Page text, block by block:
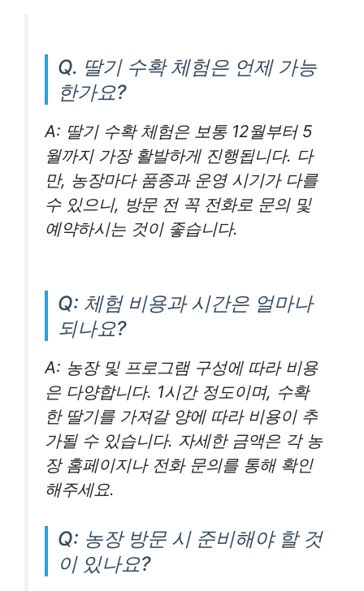
Q. 딸기 수확 체험은 언제 가능
한가요?
A: 딸기 수확 체험은 보통 12월부터 5
월까지 가장 활발하게 진행됩니다. 다
만, 농장마다 품종과 운영 시기가 다를
수 있으니, 방문 전 꼭 전화로 문의 및
예약하시는 것이 좋습니다.
Q: 체험 비용과 시간은 얼마나
되나요?
A: 농장 및 프로그램 구성에 따라 비용
은 다양합니다. 1시간 정도이며, 수확
한 딸기를 가져갈 양에 따라 비용이 추
가될 수 있습니다. 자세한 금액은 각 농
장 홈페이지나 전화 문의를 통해 확인
해주세요.
Q: 농장 방문 시 준비해야 할 것
이 있나요?